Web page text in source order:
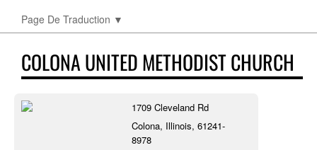
Page De Traduction ▼
COLONA UNITED METHODIST CHURCH
1709 Cleveland Rd
Colona, Illinois, 61241-
8978